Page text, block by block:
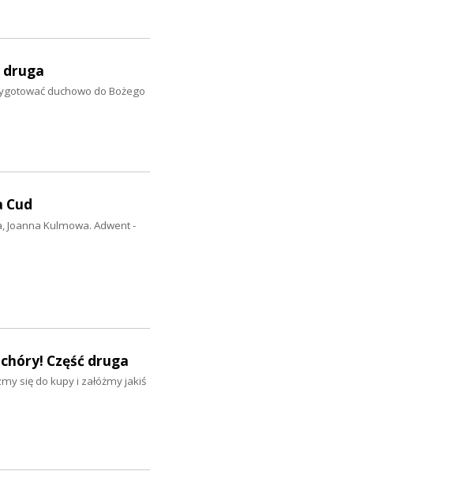
druga
duchowo do Bożego
Cud
Joanna Kulmowa. Adwent -
Część druga
się do kupy i załóżmy jakiś